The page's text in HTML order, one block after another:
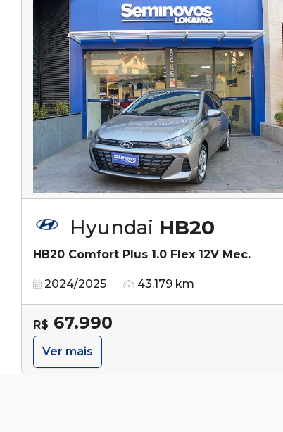
Hyundai HB20
HB20 Comfort Plus 1.0 Flex 12V Mec.
2024/2025 43.179 km
R$ 67.990
Ver mais